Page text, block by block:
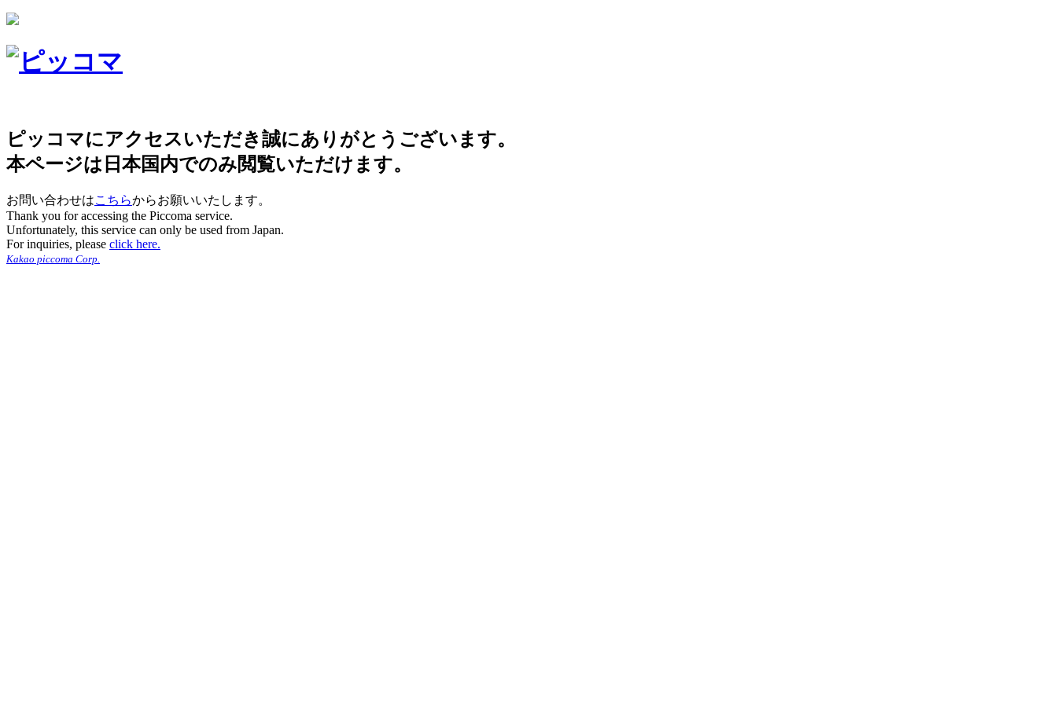
ピッコマにアクセスいただき誠にありがとうございます。
本ページは日本国内でのみ閲覧いただけます。
お問い合わせはこちらからお願いいたします。
Thank you for accessing the Piccoma service.
Unfortunately, this service can only be used from Japan.
For inquiries, please click here.
Kakao piccoma Corp.